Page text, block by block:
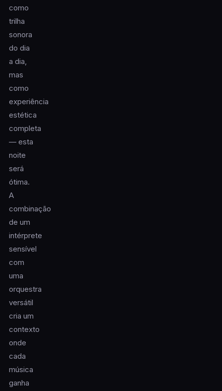
como
trilha
sonora
do dia
a dia,
mas
como
experiência
estética
completa
— esta
noite
será
ótima.
A
combinação
de um
intérprete
sensível
com
uma
orquestra
versátil
cria um
contexto
onde
cada
música
ganha